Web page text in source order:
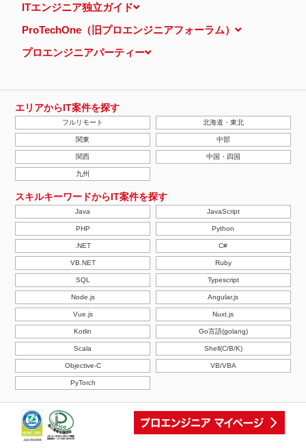
ITエンジニア独立ガイド
ProTechOne（旧プロエンジニアフォーラム）
プロエンジニアパーティー
エリアからIT案件を探す
フルリモート 北海道・東北
関東 中部
関西 中国・四国
九州
スキルキーワードからIT案件を探す
Java JavaScript
PHP Python
.NET C#
VB.NET Ruby
SQL Typescript
Node.js Angular.js
Vue.js Nuxt.js
Kotlin Go言語(golang)
Scala Shell(C/B/K)
Objective-C VB/VBA
PyTorch